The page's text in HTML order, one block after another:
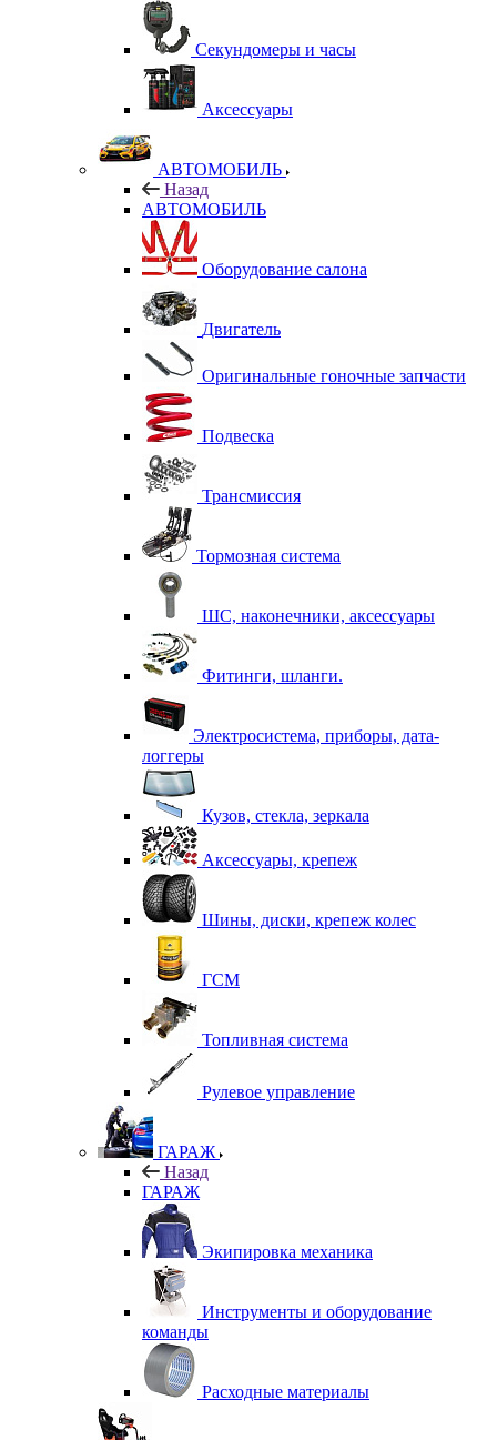
Секундомеры и часы
Аксессуары
АВТОМОБИЛЬ
Назад
АВТОМОБИЛЬ
Оборудование салона
Двигатель
Оригинальные гоночные запчасти
Подвеска
Трансмиссия
Тормозная система
ШС, наконечники, аксессуары
Фитинги, шланги.
Электросистема, приборы, дата-
логгеры
Кузов, стекла, зеркала
Аксессуары, крепеж
Шины, диски, крепеж колес
ГСМ
Топливная система
Рулевое управление
ГАРАЖ
Назад
ГАРАЖ
Экипировка механика
Инструменты и оборудование
команды
Расходные материалы